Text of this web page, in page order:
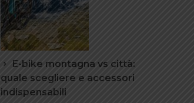
E-bike montagna vs città:
quale scegliere e accessori
indispensabili